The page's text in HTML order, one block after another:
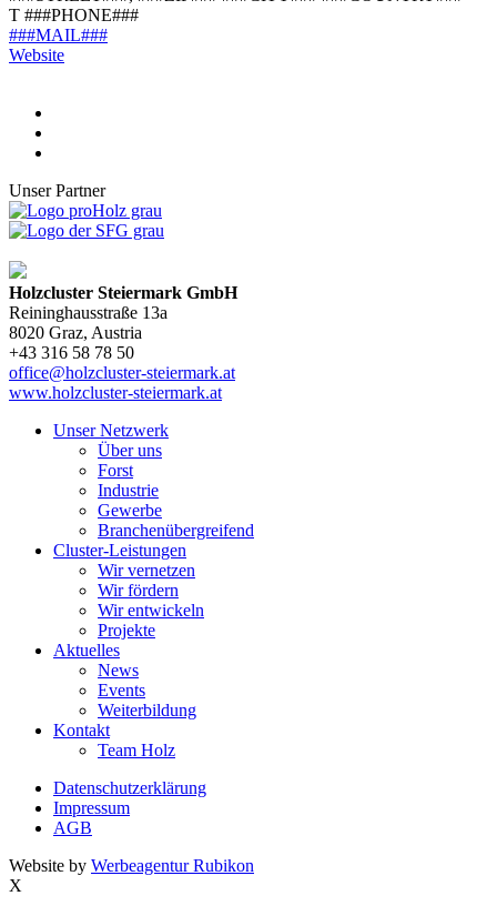
T ###PHONE###
###MAIL###
Website
Unser Partner
Holzcluster Steiermark GmbH
Reininghausstraße 13a
8020 Graz, Austria
+43 316 58 78 50
office@holzcluster-steiermark.at
www.holzcluster-steiermark.at
Unser Netzwerk
Über uns
Forst
Industrie
Gewerbe
Branchenübergreifend
Cluster-Leistungen
Wir vernetzen
Wir fördern
Wir entwickeln
Projekte
Aktuelles
News
Events
Weiterbildung
Kontakt
Team Holz
Datenschutzerklärung
Impressum
AGB
Website by Werbeagentur Rubikon
X